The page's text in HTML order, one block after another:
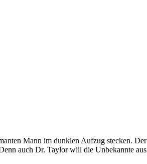
Mann im dunklen Aufzug stecken.
auch Dr. Taylor will die Unbekannte